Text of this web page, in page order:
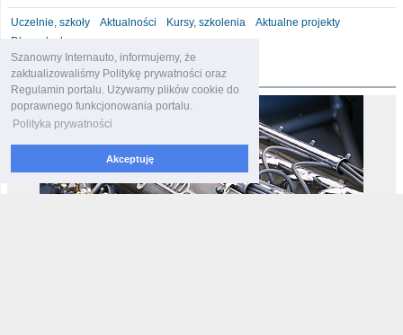
Szanowny Internauto, informujemy, że
zaktualizowaliśmy Politykę prywatności oraz
Regulamin portalu. Używamy plików cookie do
poprawnego funkcjonowania portalu.
Polityka prywatności
Akceptuję
Uczelnie, szkoły Aktualności Kursy, szkolenia
Aktualne projekty
Dla malucha
motoryzacja